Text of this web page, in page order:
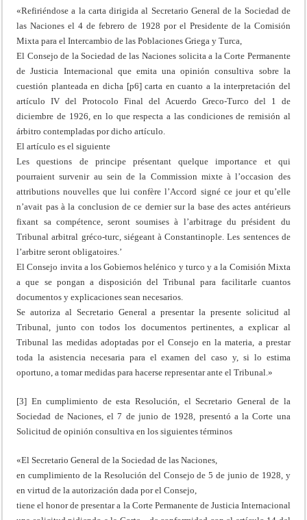
«Refiriéndose a la carta dirigida al Secretario General de la Sociedad de
las Naciones el 4 de febrero de 1928 por el Presidente de la Comisión
Mixta para el Intercambio de las Poblaciones Griega y Turca,
El Consejo de la Sociedad de las Naciones solicita a la Corte Permanente
de Justicia Internacional que emita una opinión consultiva sobre la
cuestión planteada en dicha [p6] carta en cuanto a la interpretación del
artículo IV del Protocolo Final del Acuerdo Greco-Turco del 1 de
diciembre de 1926, en lo que respecta a las condiciones de remisión al
árbitro contempladas por dicho artículo.
El artículo es el siguiente
Les questions de principe présentant quelque importance et qui
pourraient survenir au sein de la Commission mixte à l’occasion des
attributions nouvelles que lui confère l’Accord signé ce jour et qu’elle
n’avait pas à la conclusion de ce dernier sur la base des actes antérieurs
fixant sa compétence, seront soumises à l’arbitrage du président du
Tribunal arbitral gréco-turc, siégeant à Constantinople. Les sentences de
l’arbitre seront obligatoires.’
El Consejo invita a los Gobiernos helénico y turco y a la Comisión Mixta
a que se pongan a disposición del Tribunal para facilitarle cuantos
documentos y explicaciones sean necesarios.
Se autoriza al Secretario General a presentar la presente solicitud al
Tribunal, junto con todos los documentos pertinentes, a explicar al
Tribunal las medidas adoptadas por el Consejo en la materia, a prestar
toda la asistencia necesaria para el examen del caso y, si lo estima
oportuno, a tomar medidas para hacerse representar ante el Tribunal.»
[3] En cumplimiento de esta Resolución, el Secretario General de la
Sociedad de Naciones, el 7 de junio de 1928, presentó a la Corte una
Solicitud de opinión consultiva en los siguientes términos
«El Secretario General de la Sociedad de las Naciones,
en cumplimiento de la Resolución del Consejo de 5 de junio de 1928, y
en virtud de la autorización dada por el Consejo,
tiene el honor de presentar a la Corte Permanente de Justicia Internacional